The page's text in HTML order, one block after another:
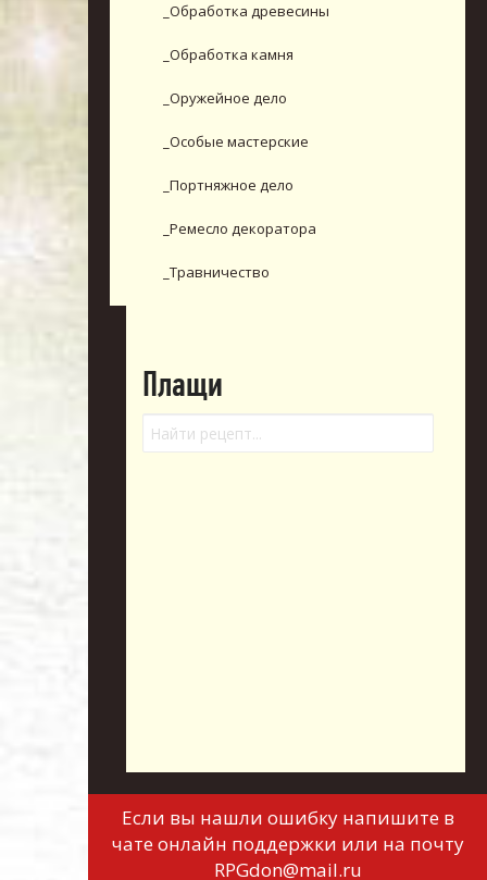
_Обработка древесины
_Обработка камня
_Оружейное дело
_Особые мастерские
_Портняжное дело
_Ремесло декоратора
_Травничество
Плащи
Если вы нашли ошибку напишите в
чате онлайн поддержки или на почту
RPGdon@mail.ru